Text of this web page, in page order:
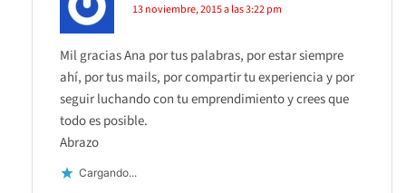
13 noviembre, 2015 a las 3:22 pm
Mil gracias Ana por tus palabras, por estar siempre
ahí, por tus mails, por compartir tu experiencia y por
seguir luchando con tu emprendimiento y crees que
todo es posible.
Abrazo
Cargando...